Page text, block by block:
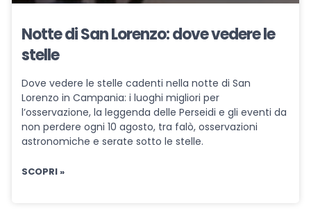
Notte di San Lorenzo: dove vedere le
stelle
Dove vedere le stelle cadenti nella notte di San
Lorenzo in Campania: i luoghi migliori per
l’osservazione, la leggenda delle Perseidi e gli eventi da
non perdere ogni 10 agosto, tra falò, osservazioni
astronomiche e serate sotto le stelle.
SCOPRI »